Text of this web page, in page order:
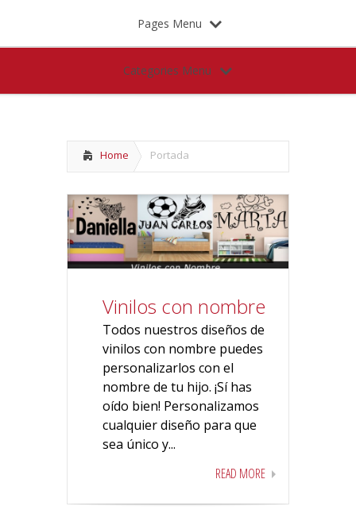
Pages Menu
Categories Menu
Home Portada
Vinilos con nombre
Todos nuestros diseños de
vinilos con nombre puedes
personalizarlos con el
nombre de tu hijo. ¡Sí has
oído bien! Personalizamos
cualquier diseño para que
sea único y...
READ MORE